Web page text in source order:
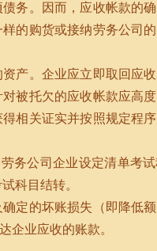
务。因而，应收帐款的
的购货或接纳劳务公司
产。企业应立即取回应
被托欠的应收帐款应高
相关证实并按照规定程
务公司企业设定清单考
科目结转。
定的坏账损失（即降低额
企业应收的账款。